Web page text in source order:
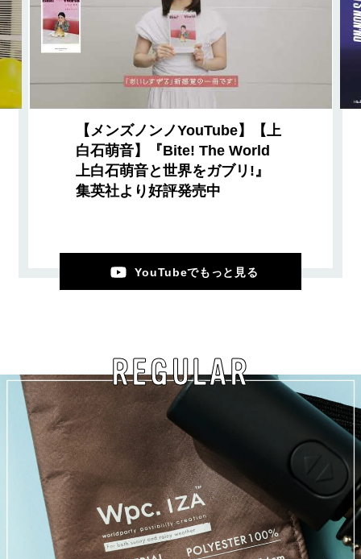
【メンズノンノYouTube】【上
白石萌音】『Bite! The World
上白石萌音と世界をガブリ!』
集英社より好評発売中
YouTubeでもっと見る
REGULAR